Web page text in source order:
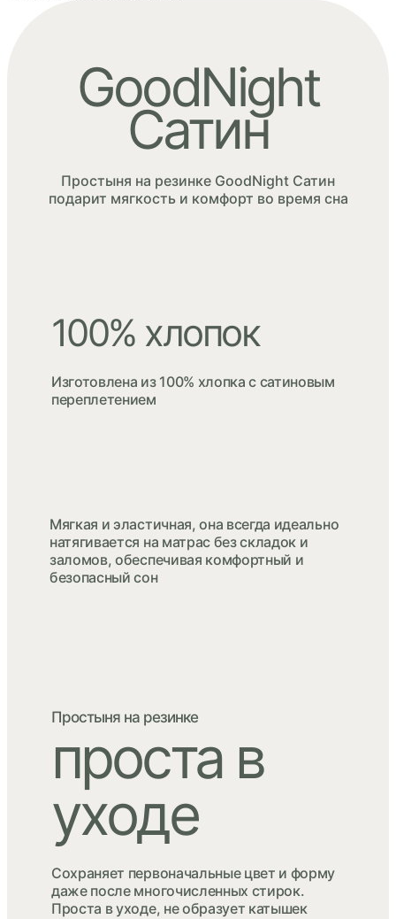
GoodNight
Сатин
Простыня на резинке GoodNight Сатин
подарит мягкость и комфорт во время сна
100% хлопок
Изготовлена из 100% хлопка с сатиновым
переплетением
Мягкая и эластичная, она всегда идеально
натягивается на матрас без складок и
заломов, обеспечивая комфортный и
безопасный сон
Простыня на резинке
проста в
уходе
Сохраняет первоначальные цвет и форму
даже после многочисленных стирок.
Проста в уходе, не образует катышек